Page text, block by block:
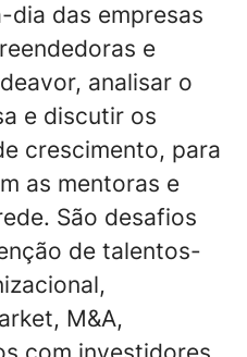
dia das empresas
e
analisar o
e discutir os
crescimento, para
as mentoras e
São desafios
de talentos-
M&A,